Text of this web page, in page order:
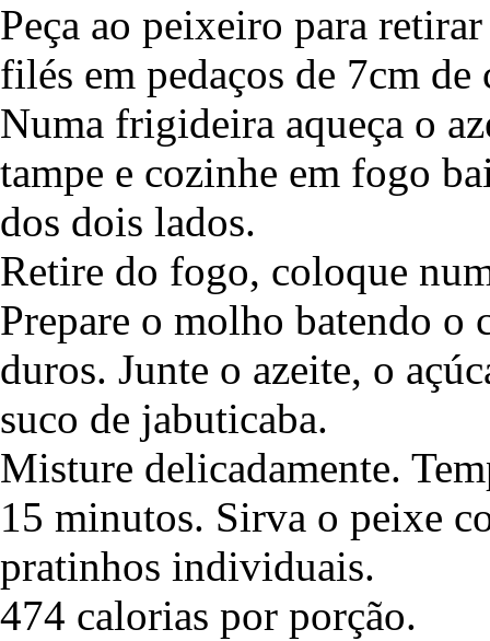
Peça ao peixeiro para
filés em pedaços de 7cm
Numa frigideira aqueça o
tampe e cozinhe em fogo
dos dois lados.
Retire do fogo, coloque
Prepare o molho batendo o
duros. Junte o azeite, o
suco de jabuticaba.
Misture delicadamente.
15 minutos. Sirva o peixe
pratinhos individuais.
474 calorias por porção.